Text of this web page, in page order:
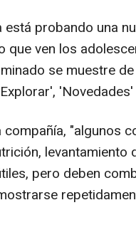
probando una
que ven los
se muestre
'Novedades'
"algunos
levantamiento
pero deben
mostrarse